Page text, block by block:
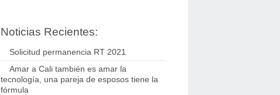
Noticias Recientes:
Solicitud permanencia RT 2021
Amar a Cali también es amar la
tecnología, una pareja de esposos tiene la
fórmula